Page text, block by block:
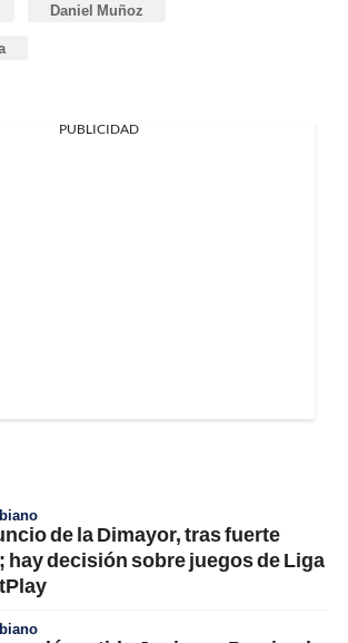
Daniel Muñoz
PUBLICIDAD
de la Dimayor, tras fuerte
hay decisión sobre juegos de Liga